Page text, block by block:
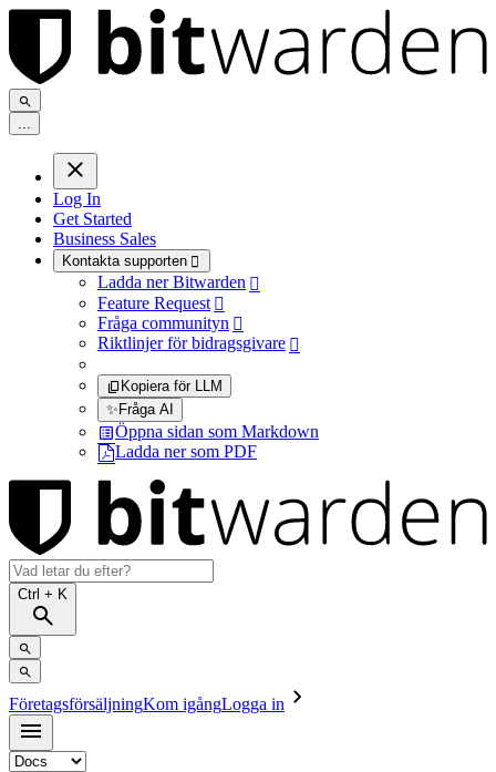
...
Log In
Get Started
Business Sales
Kontakta supporten 
Ladda ner Bitwarden 
Feature Request 
Fråga communityn 
Riktlinjer för bidragsgivare 
Kopiera för LLM
✨Fråga AI
Öppna sidan som Markdown
Ladda ner som PDF
Ctrl + K
FöretagsförsäljningKom igångLogga in